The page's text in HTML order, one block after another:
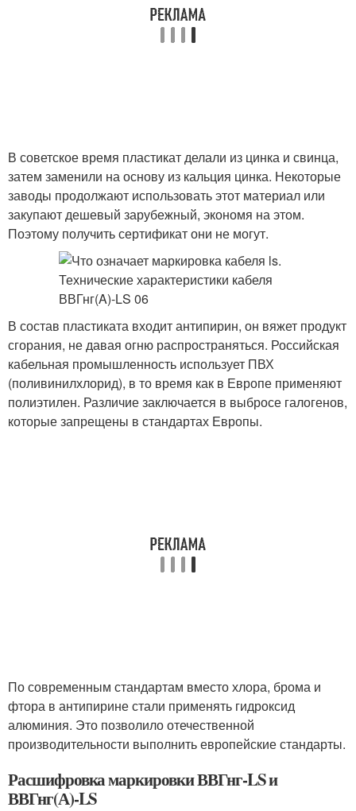
В советское время пластикат делали из цинка и свинца,
затем заменили на основу из кальция цинка. Некоторые
заводы продолжают использовать этот материал или
закупают дешевый зарубежный, экономя на этом.
Поэтому получить сертификат они не могут.
В состав пластиката входит антипирин, он вяжет продукт
сгорания, не давая огню распространяться. Российская
кабельная промышленность использует ПВХ
(поливинилхлорид), в то время как в Европе применяют
полиэтилен. Различие заключается в выбросе галогенов,
которые запрещены в стандартах Европы.
По современным стандартам вместо хлора, брома и
фтора в антипирине стали применять гидроксид
алюминия. Это позволило отечественной
производительности выполнить европейские стандарты.
Расшифровка маркировки ВВГнг-LS и
ВВГнг(А)-LS